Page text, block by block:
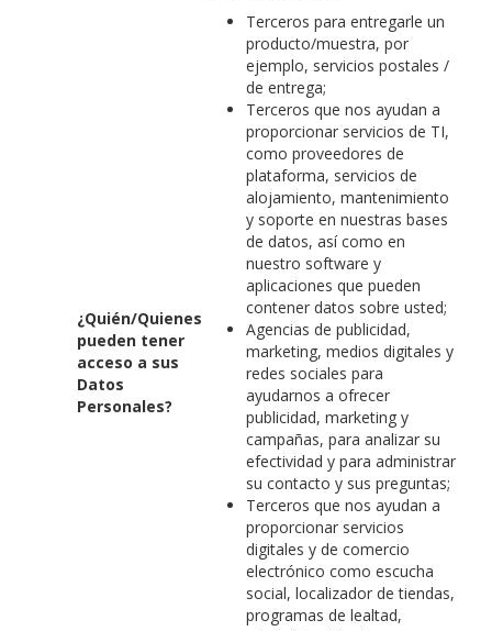
¿Quién/Quienes
pueden tener
acceso a sus
Datos
Personales?
Terceros para entregarle un
producto/muestra, por
ejemplo, servicios postales /
de entrega;
Terceros que nos ayudan a
proporcionar servicios de TI,
como proveedores de
plataforma, servicios de
alojamiento, mantenimiento
y soporte en nuestras bases
de datos, así como en
nuestro software y
aplicaciones que pueden
contener datos sobre usted;
Agencias de publicidad,
marketing, medios digitales y
redes sociales para
ayudarnos a ofrecer
publicidad, marketing y
campañas, para analizar su
efectividad y para administrar
su contacto y sus preguntas;
Terceros que nos ayudan a
proporcionar servicios
digitales y de comercio
electrónico como escucha
social, localizador de tiendas,
programas de lealtad,